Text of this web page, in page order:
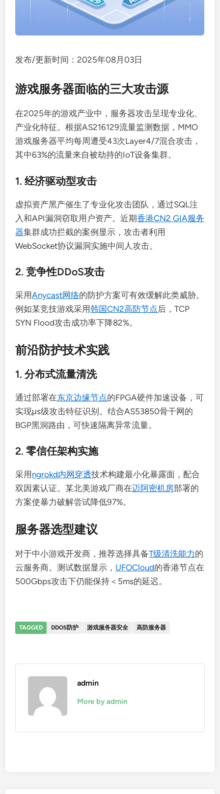
发布/更新时间：2025年08月03日
游戏服务器面临的三大攻击源
在2025年的游戏产业中，服务器攻击呈现专业化、
产业化特征。根据AS216129流量监测数据，MMO
游戏服务器平均每周遭受43次Layer4/7混合攻击，
其中63%的流量来自被劫持的IoT设备集群。
1. 经济驱动型攻击
虚拟资产黑产催生了专业化攻击团队，通过SQL注
入和API漏洞窃取用户资产。近期香港CN2 GIA服务
器集群成功拦截的案例显示，攻击者利用
WebSocket协议漏洞实施中间人攻击。
2. 竞争性DDoS攻击
采用Anycast网络的防护方案可有效缓解此类威胁。
例如某竞技游戏采用韩国CN2高防节点后，TCP
SYN Flood攻击成功率下降82%。
前沿防护技术实践
1. 分布式流量清洗
通过部署在东京边缘节点的FPGA硬件加速设备，可
实现μs级攻击特征识别。结合AS53850骨干网的
BGP黑洞路由，可快速隔离异常流量。
2. 零信任架构实施
采用 ngrokd内网穿透技术构建最小化暴露面，配合
双因素认证。某北美游戏厂商在迈阿密机房部署的
方案使暴力破解尝试降低97%。
服务器选型建议
对于中小游戏开发商，推荐选择具备T级清洗能力的
云服务商。测试数据显示， UFOCloud的香港节点在
500Gbps攻击下仍能保持＜5ms的延迟。
TAGGED DDOS防护 游戏服务器安全 高防服务器
admin
More by admin